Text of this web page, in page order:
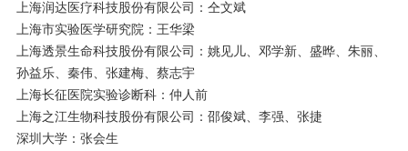
上海润达医疗科技股份有限公司：仝文斌
上海市实验医学研究院：王华梁
上海透景生命科技股份有限公司：姚见儿、邓学新、盛晔、朱丽、
孙益乐、秦伟、张建梅、蔡志宇
上海长征医院实验诊断科：仲人前
上海之江生物科技股份有限公司：邵俊斌、李强、张捷
深圳大学：张会生